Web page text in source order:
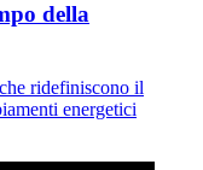
della
ridefiniscono il
energetici